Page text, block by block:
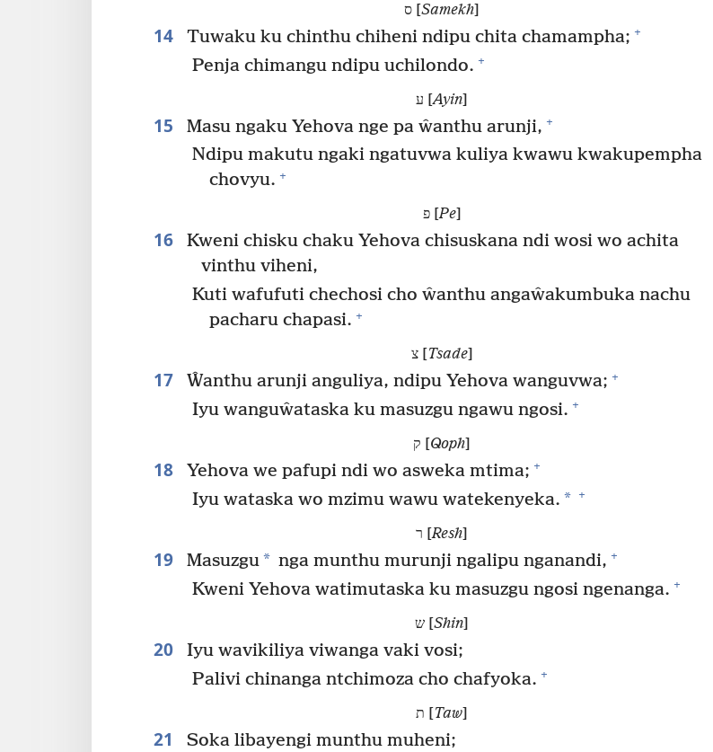
ס [Samekh]
14 Tuwaku ku chinthu chiheni ndipu chita chamampha; +
Penja chimangu ndipu uchilondo. +
ע [Ayin]
15 Masu ngaku Yehova nge pa ŵanthu arunji, +
Ndipu makutu ngaki ngatuvwa kuliya kwawu kwakupempha
chovyu. +
פ [Pe]
16
Kweni chisku chaku Yehova chisuskana ndi wosi wo achita
vinthu viheni,
Kuti wafufuti chechosi cho ŵanthu angaŵakumbuka nachu
pacharu chapasi. +
צ [ Tsade]
17 Ŵanthu arunji anguliya, ndipu Yehova wanguvwa; +
Iyu wanguŵataska ku masuzgu ngawu ngosi. +
ק [Qoph]
18 Yehova we pafupi ndi wo asweka mtima; +
Iyu wataska wo mzimu wawu watekenyeka. * +
ר [Resh]
19 Masuzgu* nga munthu murunji ngalipu nganandi, +
Kweni Yehova watimutaska ku masuzgu ngosi ngenanga. +
ש [Shin]
20
Iyu wavikiliya viwanga vaki vosi;
Palivi chinanga ntchimoza cho chafyoka. +
ת [Taw]
21
Soka libayengi munthu muheni;